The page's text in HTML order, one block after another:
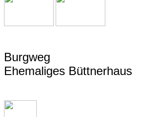
Burgweg
Ehemaliges Büttnerhaus